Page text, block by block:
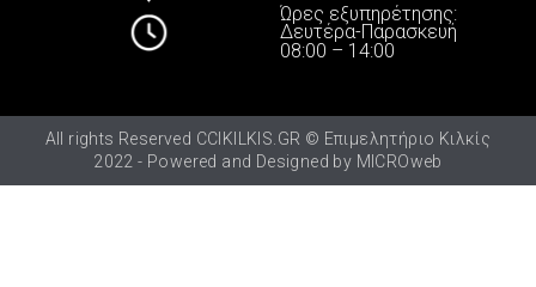
Ώρες εξυπηρέτησης:
Δευτέρα-Παρασκευή
08:00 – 14:00
All rights Reserved CCIKILKIS.GR © Επιμελητήριο Κιλκίς
2022 - Powered and Designed by MICROweb